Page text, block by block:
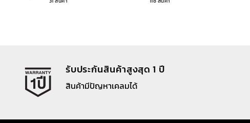
รับประกันสินค้าสูงสุด 1 ปี
สินค้ามีปัญหาเคลมได้